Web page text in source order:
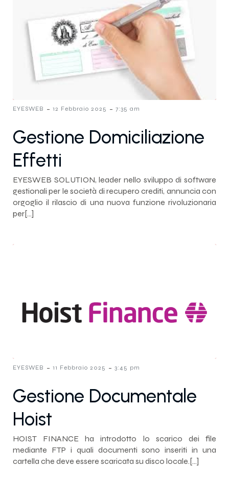
EYESWEB - 12 Febbraio 2025 - 7:35 am
Gestione Domiciliazione
Effetti
EYESWEB SOLUTION, leader nello sviluppo di software
gestionali per le società di recupero crediti, annuncia con
orgoglio il rilascio di una nuova funzione rivoluzionaria
per[…]
EYESWEB - 11 Febbraio 2025 - 3:45 pm
Gestione Documentale
Hoist
HOIST FINANCE ha introdotto lo scarico dei file
mediante FTP i quali documenti sono inseriti in una
cartella che deve essere scaricata su disco locale.[…]